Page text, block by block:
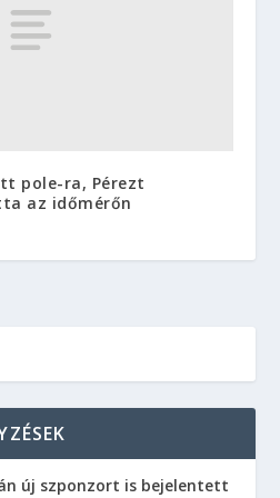
pole-ra, Pérezt
az időmérőn
új szponzort is bejelentett